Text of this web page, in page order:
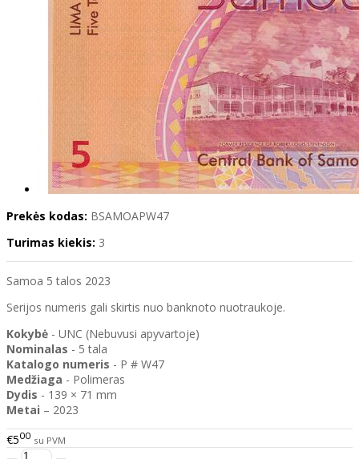
Prekės kodas: BSAMOAPW47
Turimas kiekis: 3
Samoa 5 talos 2023
Serijos numeris gali skirtis nuo banknoto nuotraukoje.
Kokybė - UNC (Nebuvusi apyvartoje)
Nominalas - 5 tala
Katalogo numeris - P # W47
Medžiaga - Polimeras
Dydis - 139 × 71 mm
Metai – 2023
€500 su PVM